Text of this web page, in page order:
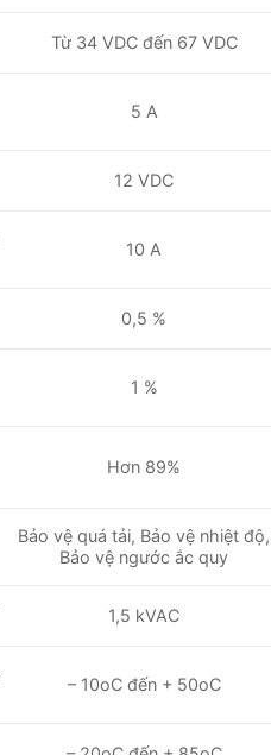
Từ 34 VDC đến 67 VDC
5 A
12 VDC
10 A
0,5 %
1 %
Hơn 89%
Bảo vệ quá tải, Bảo vệ nhiệt độ,
Bảo vệ ngước ắc quy
1,5 kVAC
– 10oC đến + 50oC